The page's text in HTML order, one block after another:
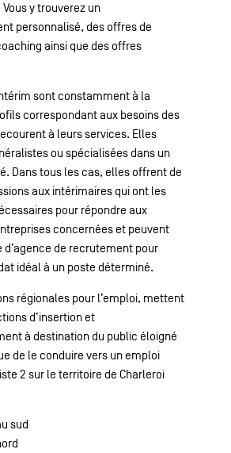
y trouverez un
personnalisé, des offres de
ainsi que des offres
sont constamment à la
correspondant aux besoins des
à leurs services. Elles
ou spécialisées dans un
Dans tous les cas, elles offrent de
aux intérimaires qui ont les
pour répondre aux
concernées et peuvent
de recrutement pour
idéal à un poste déterminé.
régionales pour l’emploi, mettent
d’insertion et
à destination du public éloigné
de le conduire vers un emploi
2 sur le territoire de Charleroi
sud